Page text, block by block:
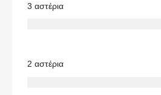
3 αστέρια
2 αστέρια